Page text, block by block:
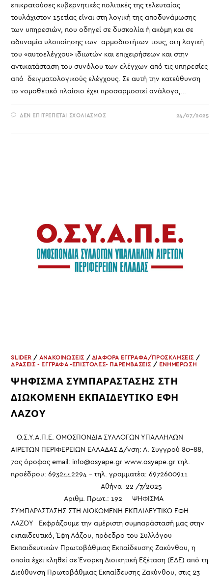
επικρατούσες κυβερνητικές πολιτικές της τελευταίας
τουλάχιστον 15ετίας είναι στη λογική της αποδυνάμωσης
των υπηρεσιών, που οδηγεί σε δυσκολία ή ακόμη και σε
αδυναμία υλοποίησης των αρμοδιοτήτων τους, στη λογική
του «αυτοελέγχου» ιδιωτών και επιχειρήσεων και στην
αντικατάσταση του συνόλου των ελέγχων από τις υπηρεσίες
από δειγματολογικούς ελέγχους. Σε αυτή την κατεύθυνση
το νομοθετικό πλαίσιο έχει προσαρμοστεί ανάλογα,…
ΔΕΝ ΕΠΙΤΡΈΠΕΤΑΙ ΣΧΟΛΙΑΣΜΌΣΣΤΟ 24/07/2025
SLIDER / ΑΝΑΚΟΙΝΩΣΕΙΣ / ΔΙΑΦΟΡΑ ΕΓΓΡΑΦΑ/ΠΡΟΣΚΛΗΣΕΙΣ /
ΔΡΑΣΕΙΣ - ΕΓΓΡΑΦΑ -ΕΠΙΣΤΟΛΕΣ- ΠΑΡΕΜΒΑΣΕΙΣ / ΕΝΗΜΕΡΩΣΗ
ΨΗΦΙΣΜΑ ΣΥΜΠΑΡΑΣΤΑΣΗΣ ΣΤΗ
ΔΙΩΚΟΜΕΝΗ ΕΚΠΑΙΔΕΥΤΙΚΟ ΕΦΗ
ΛΑΖΟΥ
Ο.Σ.Υ.Α.Π.Ε. ΟΜΟΣΠΟΝΔΙΑ ΣΥΛΛΟΓΩΝ ΥΠΑΛΛΗΛΩΝ
ΑΙΡΕΤΩΝ ΠΕΡΙΦΕΡΕΙΩΝ ΕΛΛΑΔΑΣ Δ/νση: Λ. Συγγρού 80-88,
7ος όροφος email: info@osyape.gr www.osyape.gr τηλ.
προέδρου: 6932442294 – τηλ. γραμματέα: 6972600911
Αθήνα 22 /7/2025
Αριθμ. Πρωτ.: 192 ΨΗΦΙΣΜΑ
ΣΥΜΠΑΡΑΣΤΑΣΗΣ ΣΤΗ ΔΙΩΚΟΜΕΝΗ ΕΚΠΑΙΔΕΥΤΙΚΟ ΕΦΗ
ΛΑΖΟΥ Εκφράζουμε την αμέριστη συμπαράστασή μας στην
εκπαιδευτικό, Έφη Λάζου, πρόεδρο του Συλλόγου
Εκπαιδευτικών Πρωτοβάθμιας Εκπαίδευσης Ζακύνθου, η
οποία έχει κληθεί σε Ένορκη Διοικητική Εξέταση (ΕΔΕ) από τη
Διεύθυνση Πρωτοβάθμιας Εκπαίδευσης Ζακύνθου, στις 23